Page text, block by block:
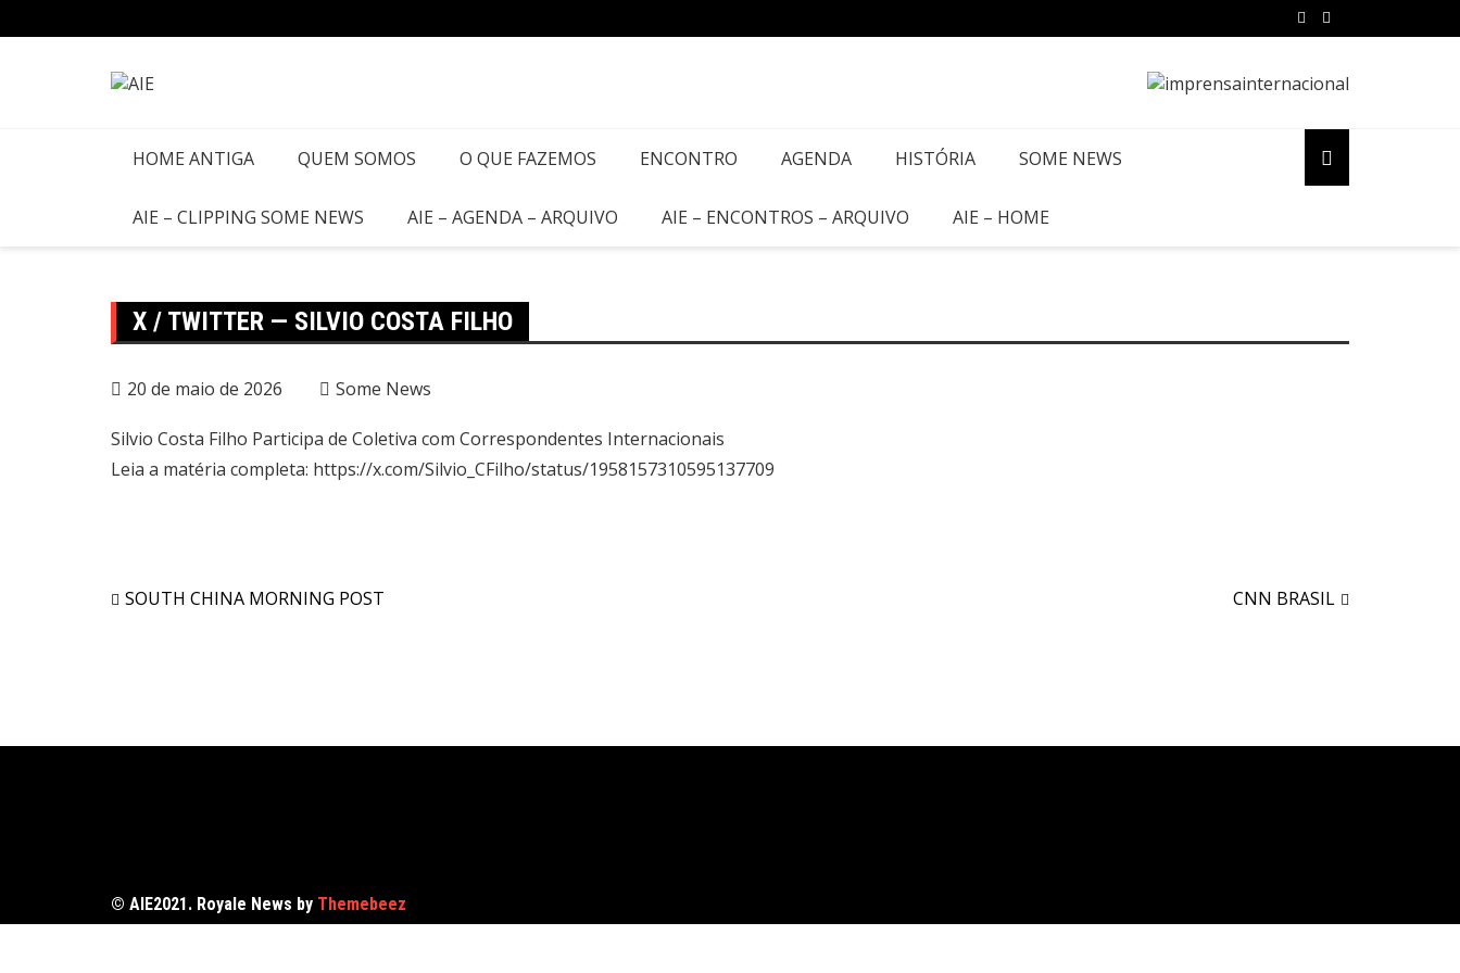
HOME ANTIGA QUEM SOMOS O QUE FAZEMOS ENCONTRO AGENDA HISTÓRIA SOME NEWS
AIE – CLIPPING SOME NEWS AIE – AGENDA – ARQUIVO AIE – ENCONTROS – ARQUIVO AIE – HOME
X / TWITTER — SILVIO COSTA FILHO
20 de maio de 2026 Some News
Silvio Costa Filho Participa de Coletiva com Correspondentes Internacionais
Leia a matéria completa: https://x.com/Silvio_CFilho/status/1958157310595137709
SOUTH CHINA MORNING POST CNN BRASIL
© AIE2021. Royale News by Themebeez